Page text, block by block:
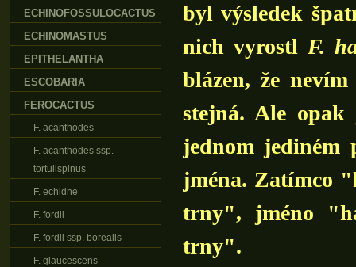
byl výsledek
nich vyrostl F.
blázen, že
stejná. Ale
jednom jediném
jména. Zatímco
trny", jméno
trny".
ECHINOFOSSULOCACTUS
ECHINOMASTUS
EPITHELANTHA
ESCOBARIA
FEROCACTUS
F. acanthodes
F. acanthodes ssp.
tortulispinus
F. echidne
F. fordii
F. fordii ssp. borealis
F. glaucescens